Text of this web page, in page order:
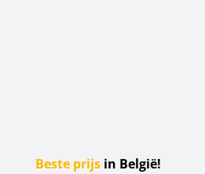
Beste prijsin België!